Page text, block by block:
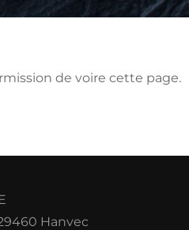
de voire cette page.
Hanvec